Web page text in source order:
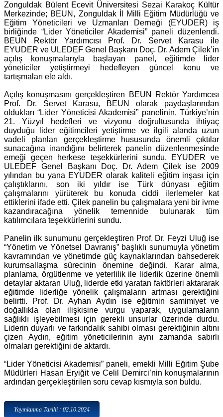
Zonguldak Bülent Ecevit Üniversitesi Sezai Karakoç Kültür
Merkezinde; BEUN, Zonguldak İl Milli Eğitim Müdürlüğü ve
Eğitim Yöneticileri ve Uzmanları Derneği (EYUDER) iş
birliğinde “Lider Yöneticiler Akademisi” paneli düzenlendi.
BEUN Rektör Yardımcısı Prof. Dr. Servet Karasu ile
EYUDER ve ULEDEF Genel Başkanı Doç. Dr. Adem Çilek’in
açılış konuşmalarıyla başlayan panel, eğitimde lider
yöneticiler yetiştirmeyi hedefleyen güncel konu ve
tartışmaları ele aldı.
Açılış konuşmasını gerçekleştiren BEUN Rektör Yardımcısı
Prof. Dr. Servet Karasu, BEUN olarak paydaşlarından
oldukları “Lider Yöneticisi Akademisi” panelinin, Türkiye’nin
21. Yüzyıl hedefleri ve vizyonu doğrultusunda ihtiyaç
duyduğu lider eğitimcileri yetiştirme ve ilgili alanda uzun
vadeli planları gerçekleştirme hususunda önemli çıktılar
sunacağına inandığını belirterek panelin düzenlenmesinde
emeği geçen herkese teşekkürlerini sundu. EYUDER ve
ULEDEF Genel Başkanı Doç. Dr. Adem Çilek ise 2009
yılından bu yana EYUDER olarak kaliteli eğitim inşası için
çalıştıklarını, son iki yıldır ise Türk dünyası eğitim
çalışmalarını yürüterek bu konuda ciddi ilerlemeler kat
ettiklerini ifade etti. Çilek panelin bu çalışmalara yeni bir ivme
kazandıracağına yönelik temennide bulunarak tüm
katılımcılara teşekkürlerini sundu.
Panelin ilk sunumunu gerçekleştiren Prof. Dr. Feyzi Uluğ ise
“Yönetim ve Yönetsel Davranış” başlıklı sunumuyla yönetim
kavramından ve yönetimde güç kaynaklarından bahsederek
kurumsallaşma sürecinin önemine değindi. Karar alma,
planlama, örgütlenme ve yeterlilik ile liderlik üzerine önemli
detaylar aktaran Uluğ, liderde etki yaratan faktörleri aktararak
eğitimde liderliğe yönelik çalışmaların artması gerektiğini
belirtti. Prof. Dr. Ayhan Aydın ise eğitimin samimiyet ve
doğallıkla olan ilişkisine vurgu yaparak, uygulamaların
sağlıklı işleyebilmesi için gerekli unsurlar üzerinde durdu.
Liderin duyarlı ve farkındalık sahibi olması gerektiğinin altını
çizen Aydın, eğitim yöneticilerinin aynı zamanda sabırlı
olmaları gerektiğini de aktardı.
“Lider Yöneticisi Akademisi” paneli, emekli Milli Eğitim Şube
Müdürleri Hasan Eryiğit ve Celil Demirci’nin konuşmalarının
ardından gerçekleştirilen soru cevap kısmıyla son buldu.
Yayınlanma Tarihi : 02.10.2024